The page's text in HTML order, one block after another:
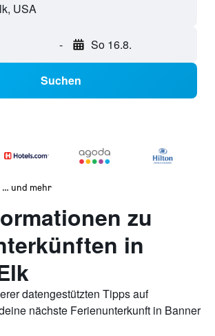
USA
- So 16.8.
Suchen
… und mehr
zu
in
datengestützten Tipps auf
nächste Ferienunterkunft in Banner